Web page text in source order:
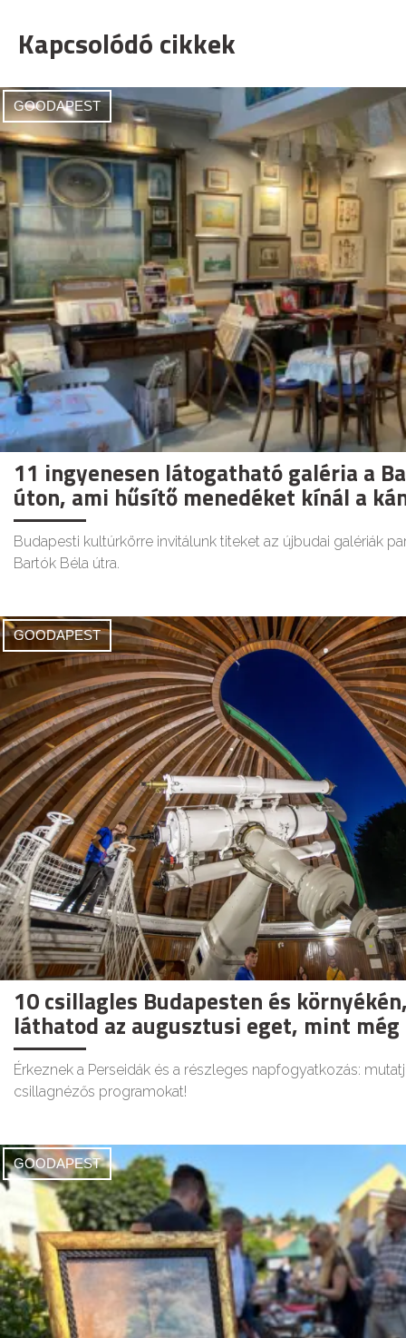
Kapcsolódó cikkek
GOODAPEST
11 ingyenesen látogatható galéria a
úton, ami hűsítő menedéket kínál a
Budapesti kultúrkörre invitálunk titeket az újbudai galériák
Bartók Béla útra.
GOODAPEST
10 csillagles Budapesten és
láthatod az augusztusi eget, mint még
Érkeznek a Perseidák és a részleges napfogyatkozás:
csillagnézős programokat!
GOODAPEST